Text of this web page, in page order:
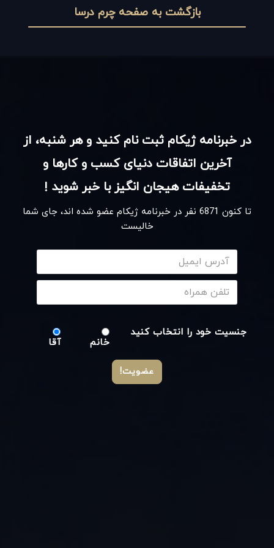
بازگشت به صفحه چرم درسا
در خبرنامه ژیکام ثبت نام کنید و هر شنبه، از
آخرین اتفاقات دنیای کسب و کارها و
تخفیفات هیجان انگیز با خبر شوید !
تا کنون 6871 نفر در خبرنامه ژیکام عضو شده اند، جای شما
خالیست
جنسیت خود را انتخاب کنید
خانم
آقا
عضویت!